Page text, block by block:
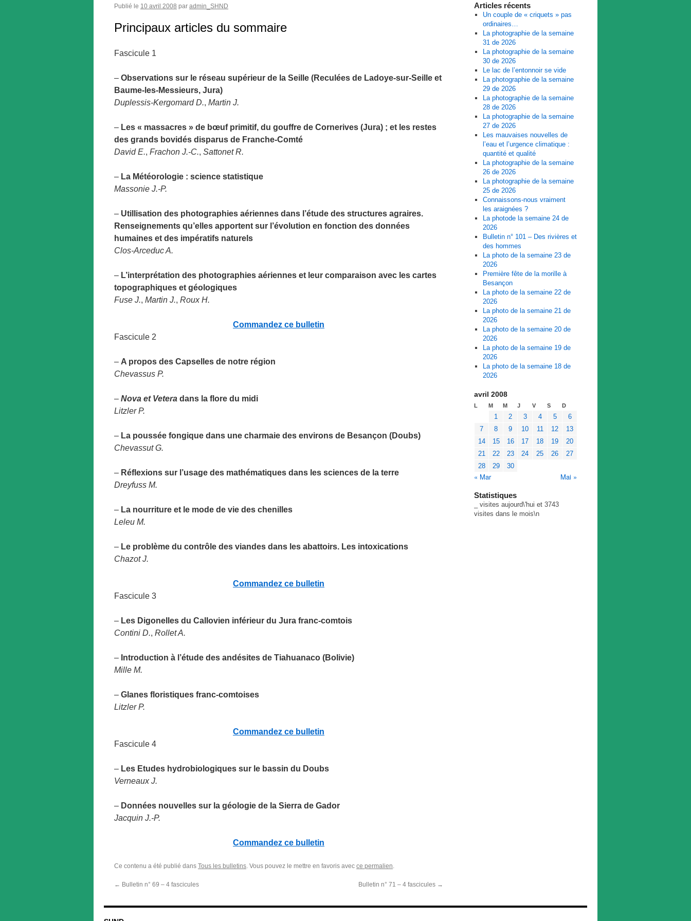
Publié le 10 avril 2008 par admin_SHND
Principaux articles du sommaire
Fascicule 1
– Observations sur le réseau supérieur de la Seille (Reculées de Ladoye-sur-Seille et
Baume-les-Messieurs, Jura)
Duplessis-Kergomard D., Martin J.
– Les « massacres » de bœuf primitif, du gouffre de Cornerives (Jura) ; et les restes
des grands bovidés disparus de Franche-Comté
David E., Frachon J.-C., Sattonet R.
– La Météorologie : science statistique
Massonie J.-P.
– Utillisation des photographies aériennes dans l’étude des structures agraires.
Renseignements qu’elles apportent sur l’évolution en fonction des données
humaines et des impératifs naturels
Clos-Arceduc A.
– L’interprétation des photographies aériennes et leur comparaison avec les cartes
topographiques et géologiques
Fuse J., Martin J., Roux H.
Commandez ce bulletin
Fascicule 2
– A propos des Capselles de notre région
Chevassus P.
– Nova et Vetera dans la flore du midi
Litzler P.
– La poussée fongique dans une charmaie des environs de Besançon (Doubs)
Chevassut G.
– Réflexions sur l’usage des mathématiques dans les sciences de la terre
Dreyfuss M.
– La nourriture et le mode de vie des chenilles
Leleu M.
– Le problème du contrôle des viandes dans les abattoirs. Les intoxications
Chazot J.
Commandez ce bulletin
Fascicule 3
– Les Digonelles du Callovien inférieur du Jura franc-comtois
Contini D., Rollet A.
– Introduction à l’étude des andésites de Tiahuanaco (Bolivie)
Mille M.
– Glanes floristiques franc-comtoises
Litzler P.
Commandez ce bulletin
Fascicule 4
– Les Etudes hydrobiologiques sur le bassin du Doubs
Verneaux J.
– Données nouvelles sur la géologie de la Sierra de Gador
Jacquin J.-P.
Commandez ce bulletin
Ce contenu a été publié dans Tous les bulletins. Vous pouvez le mettre en favoris avec ce permalien.
← Bulletin n° 69 – 4 fascicules Bulletin n° 71 – 4 fascicules →
Articles récents
Un couple de « criquets » pas
ordinaires…
La photographie de la semaine
31 de 2026
La photographie de la semaine
30 de 2026
Le lac de l’entonnoir se vide
La photographie de la semaine
29 de 2026
La photographie de la semaine
28 de 2026
La photographie de la semaine
27 de 2026
Les mauvaises nouvelles de
l’eau et l’urgence climatique :
quantité et qualité
La photographie de la semaine
26 de 2026
La photographie de la semaine
25 de 2026
Connaissons-nous vraiment
les araignées ?
La photode la semaine 24 de
2026
Bulletin n° 101 – Des rivières et
des hommes
La photo de la semaine 23 de
2026
Première fête de la morille à
Besançon
La photo de la semaine 22 de
2026
La photo de la semaine 21 de
2026
La photo de la semaine 20 de
2026
La photo de la semaine 19 de
2026
La photo de la semaine 18 de
2026
avril 2008
L M M J V S D
1 2 3 4 5
6
7
8 9 10 11 12
13
14
15 16 17 18 19
20
21
22 23 24 25 26
27
28
29 30
« Mar Mai »
Statistiques
visites aujourd\'hui et 3743
visites dans le mois\n